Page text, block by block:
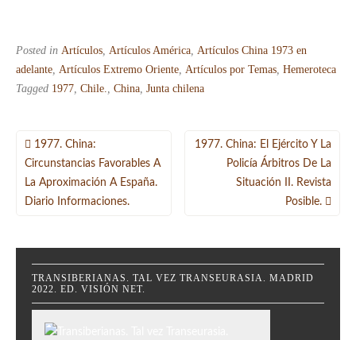
Posted in Artículos Artículos América Artículos China 1973 en
adelante Artículos Extremo Oriente Artículos por Temas Hemeroteca
Tagged 1977 Chile. China Junta chilena
Navegación
de
entradas
1977. China:
Circunstancias Favorables A
La Aproximación A España.
Diario Informaciones.
1977. China: El Ejército Y La
Policía Árbitros De La
Situación II. Revista
Posible.
TRANSIBERIANAS. TAL VEZ TRANSEURASIA. MADRID
2022. ED. VISIÓN NET.